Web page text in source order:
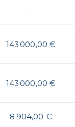
-
143 000,00 €
143 000,00 €
8 904,00 €